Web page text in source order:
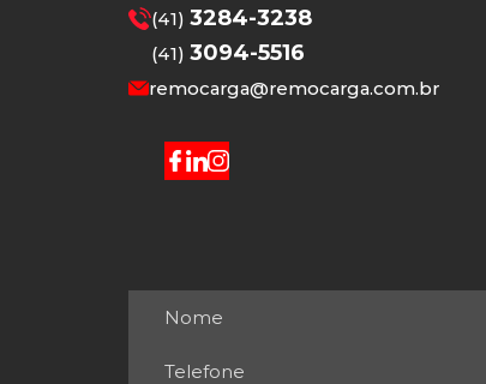
(41) 3284-3238
(41) 3094-5516
remocarga@remocarga.com.br